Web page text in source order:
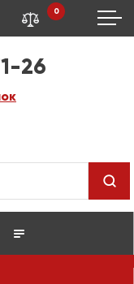
26
0